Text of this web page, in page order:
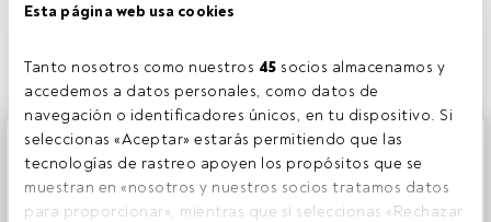
Esta página web usa cookies
Tanto nosotros como nuestros 45 socios almacenamos y
accedemos a datos personales, como datos de
navegación o identificadores únicos, en tu dispositivo. Si
seleccionas «Aceptar» estarás permitiendo que las
tecnologías de rastreo apoyen los propósitos que se
muestran en «nosotros y nuestros socios tratamos datos
para proporcionar», mientras que si seleccionas «Rechazar
Compartir:
Este es un artículo exclusivo para los usuarios registrados
de FundsPeople. Si ya estás registrado, accede desde el
botón Login. Si aún no tienes cuenta, te invitamos a
registrarte y disfrutar de todo el universo que ofrece